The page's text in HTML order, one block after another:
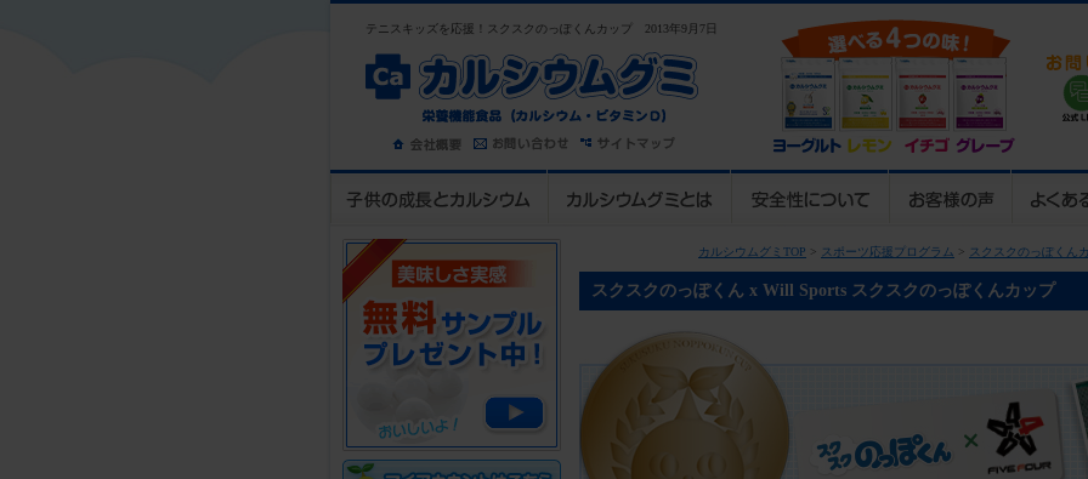
テニスキッズを応援！スクスクのっぽくんカップ 2013年9月7日
カルシウムグミTOP > スポーツ応援プログラム > スクスクのっぽくん
スクスクのっぽくん x Will Sports スクスクのっぽくんカップ